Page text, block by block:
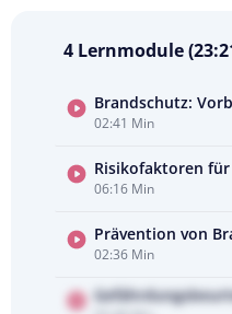
Kursvorschau
ansehen
4 Lernmodule
Brandschutz:
02:41 Min
Risikofaktoren
06:16 Min
Prävention von
02:36 Min